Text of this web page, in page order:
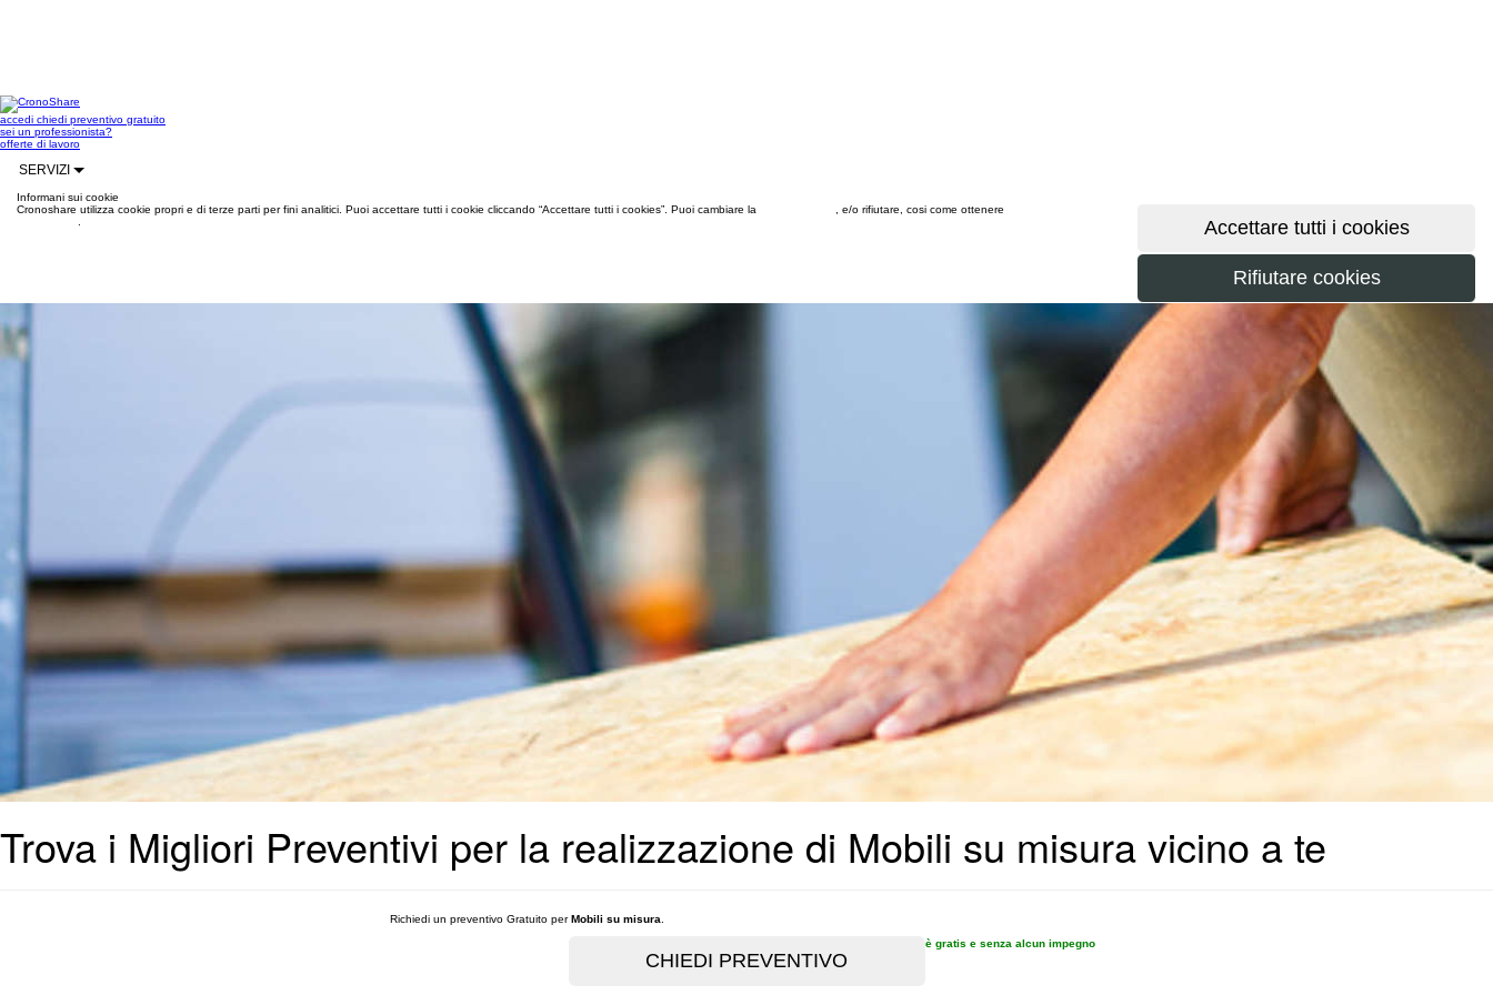
accedi chiedi preventivo gratuito
sei un professionista?
offerte di lavoro
SERVIZI
Informani sui cookie
Cronoshare utilizza cookie propri e di terze parti per fini analitici. Puoi accettare tutti i cookie cliccando “Accettare tutti i cookies”. Puoi cambiare la
, e/o rifiutare, cosi come ottenere
Trova i Migliori Preventivi per la realizzazione di Mobili su misura vicino a te
Richiedi un preventivo Gratuito perMobili su misura
è gratis e senza alcun impegno